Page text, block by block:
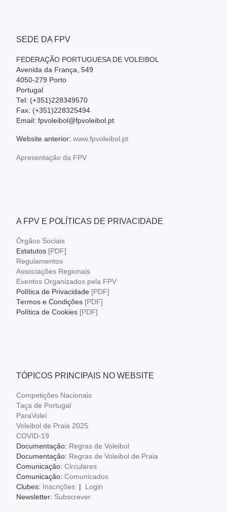
SEDE DA FPV
FEDERAÇÃO PORTUGUESA DE VOLEIBOL
Avenida da França, 549
4050-279 Porto
Portugal
Tel: (+351)228349570
Fax: (+351)228325494
Email: fpvoleibol@fpvoleibol.pt
Website anterior: www.fpvoleibol.pt
Apresentação da FPV
A FPV E POLÍTICAS DE PRIVACIDADE
Órgãos Sociais
Estatutos [PDF]
Regulamentos
Associações Regionais
Eventos Organizados pela FPV
Política de Privacidade [PDF]
Termos e Condições [PDF]
Política de Cookies [PDF]
TÓPICOS PRINCIPAIS NO WEBSITE
Competições Nacionais
Taça de Portugal
ParaVolei
Voleibol de Praia 2025
COVID-19
Documentação: Regras de Voleibol
Documentação: Regras de Voleibol de Praia
Comunicação: Circulares
Comunicação: Comunicados
Clubes: Inscrições|
Login
Newsletter: Subscrever